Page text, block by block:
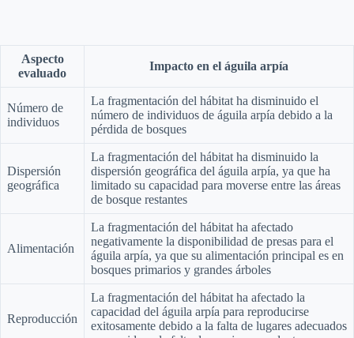
Aspecto
evaluado
Impacto en el águila arpía
Número de
individuos
La fragmentación del hábitat ha disminuido el
número de individuos de águila arpía debido a la
pérdida de bosques
Dispersión
geográfica
La fragmentación del hábitat ha disminuido la
dispersión geográfica del águila arpía, ya que ha
limitado su capacidad para moverse entre las áreas
de bosque restantes
Alimentación
La fragmentación del hábitat ha afectado
negativamente la disponibilidad de presas para el
águila arpía, ya que su alimentación principal es en
bosques primarios y grandes árboles
Reproducción
La fragmentación del hábitat ha afectado la
capacidad del águila arpía para reproducirse
exitosamente debido a la falta de lugares adecuados